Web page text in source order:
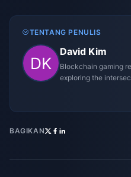
TENTANG PENULIS
David Kim
Blockchain gaming
exploring the
BAGIKAN